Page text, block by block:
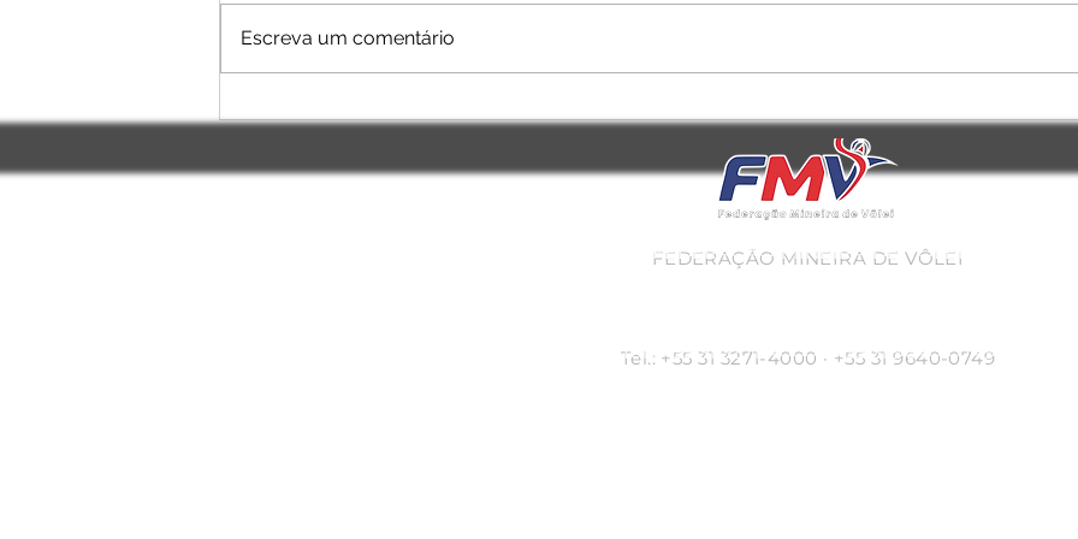
fortalecimento das categorias de base do
voleibol mineiro
Escreva um comentário
FEDERAÇÃO MINEIRA DE VÔLEI
Tel.: +55 31 3271-4000 · +55 31 9640-0749